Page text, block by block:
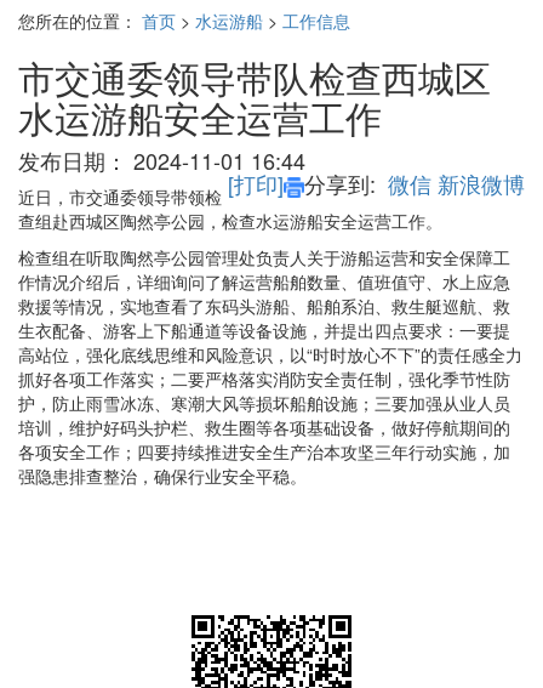
您所在的位置： 首页 > 水运游船 > 工作信息
市交通委领导带队检查西城区
水运游船安全运营工作
发布日期： 2024-11-01 16:44
[打印] 分享到: 微信 新浪微博
近日，市交通委领导带领检
查组赴西城区陶然亭公园，检查水运游船安全运营工作。
检查组在听取陶然亭公园管理处负责人关于游船运营和安全保障工
作情况介绍后，详细询问了解运营船舶数量、值班值守、水上应急
救援等情况，实地查看了东码头游船、船舶系泊、救生艇巡航、救
生衣配备、游客上下船通道等设备设施，并提出四点要求：一要提
高站位，强化底线思维和风险意识，以“时时放心不下”的责任感全力
抓好各项工作落实；二要严格落实消防安全责任制，强化季节性防
护，防止雨雪冰冻、寒潮大风等损坏船舶设施；三要加强从业人员
培训，维护好码头护栏、救生圈等各项基础设备，做好停航期间的
各项安全工作；四要持续推进安全生产治本攻坚三年行动实施，加
强隐患排查整治，确保行业安全平稳。